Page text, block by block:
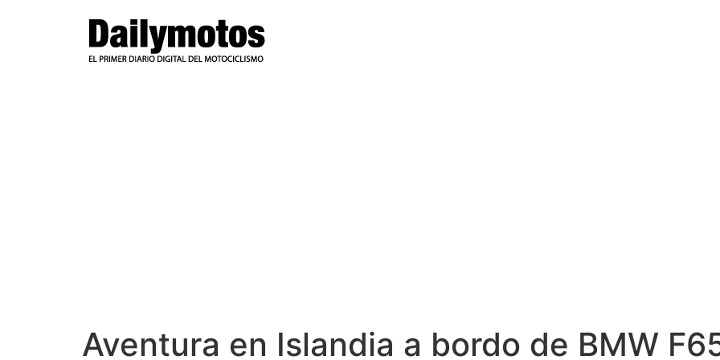
Aventura en Islandia a bordo de BMW